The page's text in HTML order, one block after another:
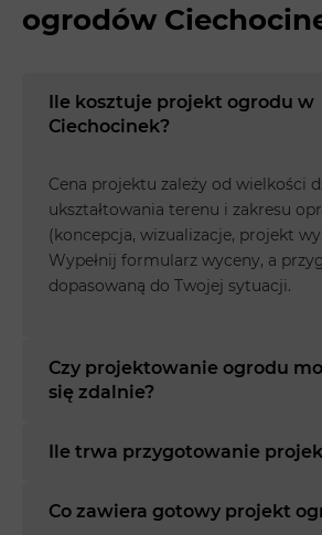
ogrodów
Ile kosztuje projekt ogrodu w
Ciechocinek?
Cena projektu zależy od wielkości
ukształtowania terenu i zakresu
(koncepcja, wizualizacje, projekt
Wypełnij formularz wyceny, a
dopasowaną do Twojej sytuacji.
Czy projektowanie ogrodu
się zdalnie?
Ile trwa przygotowanie
Co zawiera gotowy projekt